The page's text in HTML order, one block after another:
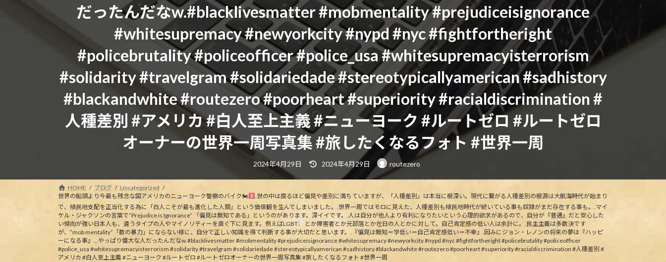
だったんだなw.#blacklivesmatter #mobmentality #prejudiceisignorance
#whitesupremacy #newyorkcity #nypd #nyc #fightfortheright
#policebrutality #policeofficer #police_usa #whitesupremacyisterrorism
#solidarity #travelgram #solidariedade #stereotypicallyamerican #sadhistory
#blackandwhite #routezero #poorheart #superiority #racialdiscrimination #
人種差別 #アメリカ #白人至上主義 #ニューヨーク #ルートゼロ #ルートゼロ
オーナーの世界一周写真集 #旅したくなるフォト #世界一周
2024年4月29日
最
終
新
時
:
2024年4月29日 routezero
HOME ブログ
Uncategorized
世界の船頭より今最も残念な国アメリカのニューヨーク警察のバイク🏍‍
.世の中は腐るほど偏見や差別に満ちていますが、「人種差別」は本当に根深い。現代に繋がる人種差別の根源は大航海時代が始まり
で、植民地支配を正当化する為に「白人こそが最も進化した人類」という価値観を生んでしまいました。.世界一周ではモロに見えた、人種差別も植民地時代が続いている事も奴隷がまだ存在する事も。.マイ
ケル・ジャクソンの言葉で”Prejudice is Ignorance” 「偏見は無知である」というのがあります。深イイです。.人は自分が他人より有利になりたいという心理的欲求があるので、自分が『普通』だと安心した
い傾向が強い日本人も、違うタイプの人やマイノリティーを直ぐ下に見ます。例えばLGBT
‍とか障害者とか元部落とか在日の人とかに対して。自己肯定感の低い人は余計に。.民主主義は多数決です
が、”mob mentality”「数の暴力」にならない様に、自分で正しい知識を得て判断する事が大切だと思います。.『偏見は無知＝学低い＝自己肯定感低い＝不幸』.因みにジョン・レノンの将来の夢は『ハッピ
ーになる事』…やっぱり偉大な人だったんだなw.#blacklivesmatter #mobmentality #prejudiceisignorance #whitesupremacy #newyorkcity #nypd #nyc #fightfortheright #policebrutality #policeofficer
#police_usa #whitesupremacyisterrorism #solidarity #travelgram #solidariedade #stereotypicallyamerican #sadhistory #blackandwhite #routezero #poorheart #superiority #racialdiscrimination #人種差別 #
アメリカ #白人至上主義 #ニューヨーク #ルートゼロ #ルートゼロオーナーの世界一周写真集 #旅したくなるフォト #世界一周